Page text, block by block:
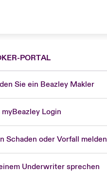
PORTAL
Sie ein Beazley Makler
myBeazley Login
Schaden oder Vorfall melden
Underwriter sprechen